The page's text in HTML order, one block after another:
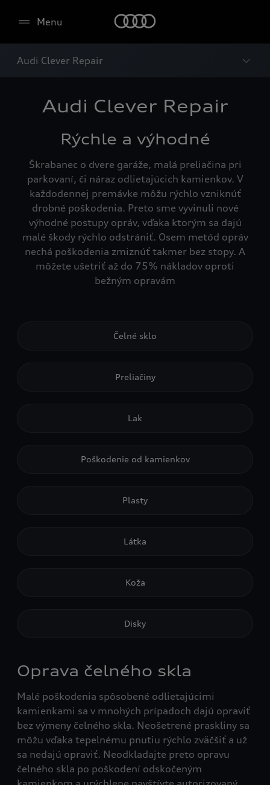
Menu
Audi Clever Repair
Audi Clever Repair
Rýchle a výhodné
Škrabanec o dvere garáže, malá preliačina pri
parkovaní, či náraz odlietajúcich kamienkov. V
každodennej premávke môžu rýchlo vzniknúť
drobné poškodenia. Preto sme vyvinuli nové
výhodné postupy opráv, vďaka ktorým sa dajú
malé škody rýchlo odstrániť. Osem metód opráv
nechá poškodenia zmiznúť takmer bez stopy. A
môžete ušetriť až do 75% nákladov oproti
bežným opravám
Čelné sklo
Preliačiny
Lak
Poškodenie od kamienkov
Plasty
Látka
Koža
Disky
Oprava čelného skla
Malé poškodenia spôsobené odlietajúcimi
kamienkami sa v mnohých prípadoch dajú opraviť
bez výmeny čelného skla. Neošetrené praskliny sa
môžu vďaka tepelnému pnutiu rýchlo zväčšiť a už
sa nedajú opraviť. Neodkladajte preto opravu
čelného skla po poškodení odskočeným